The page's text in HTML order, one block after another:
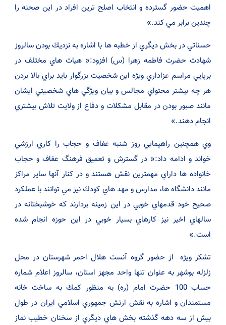
اهميت حضور گسترده و انتخاب اصلح ترين افراد در اين صحنه را
چندين برابر مي كند.»
حسناتي در بخش ديگري از خطبه ها با اشاره به نزديك بودن سالروز
شهادت حضرت فاطمه زهرا (س) افزود:« هيات هاي مختلف در
برپايي مراسم عزاداري ويژه اين شخصيت بزرگوار بايد براي بالا بردن
هر چه بيشتر محتواي مجالس و بيان ويژگي هاي شخصيتي ايشان
مانند صبور بودن در مقابل مشكلات و دفاع از ولايت تلاش بيشتري
انجام دهند.»
وي همچنين راهپمايي روز شنبه عفاف و حجاب را كاري ارزشي
خواند و ادامه داد:« در گسترش و تعميق فرهنگ عفاف و حجاب
خانواده ها داراي مهمترين نقش هستند و در كنار آنها ساير مراكز
مانند دانشگاه ها، مدارس و مهد هاي كودك نيز مي توانند با عملكرد
صحيح خود قدمهاي خوبي در اين زمينه بردارند كه خوشبختانه در
سالهاي اخير نيز كارهاي بسيار خوبي در اين حوزه انجام شده
است.»
تشكر وي‍ژه از حضور گروه آنست هلال احمر شهرستان در محل
زلزله بوشهر به عنوان تنها واحد مجهز استان، سالروز اعلام شماره
حساب 100 حضرت امام (ره) به منظور كمك به ساخت خانه
مستمندان و اشاره به نقش ارتش جمهوري اسلامي ايران در طول
بيش از سه دهه گذشته بخش هاي ديگري از سخنان خطيب نماز